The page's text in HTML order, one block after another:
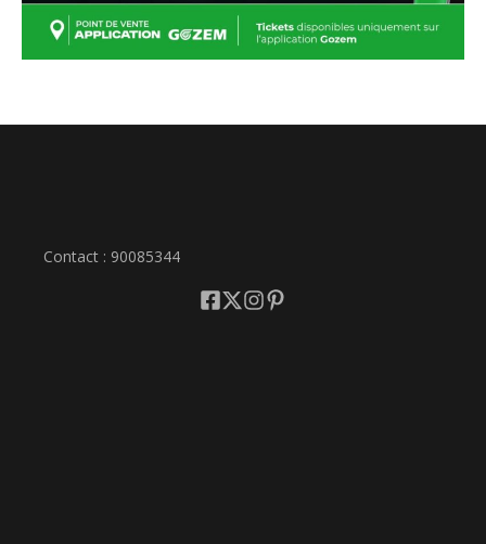
Contact : 90085344